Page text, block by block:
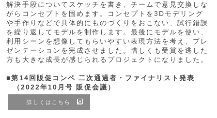
解決手段についてスケッチを書き、チームで意見交換しな
がらコンセプトを固めます。コンセプトを3Dモデリング
や手作りなどで具体的にものづくりをおこない、試行錯誤
を繰り返してモデルを制作します。最後にモデルを使い、
利用シーンを想像してもらいやすい表現方法を考え、プレ
ゼンテーションを完成させました。惜しくも受賞を逃した
方も大きな成長が感じられるプロジェクトになりました。
■第14回販促コンペ 二次通過者・ファイナリスト発表
（2022年10月号 販促会議）
詳しくはこちら